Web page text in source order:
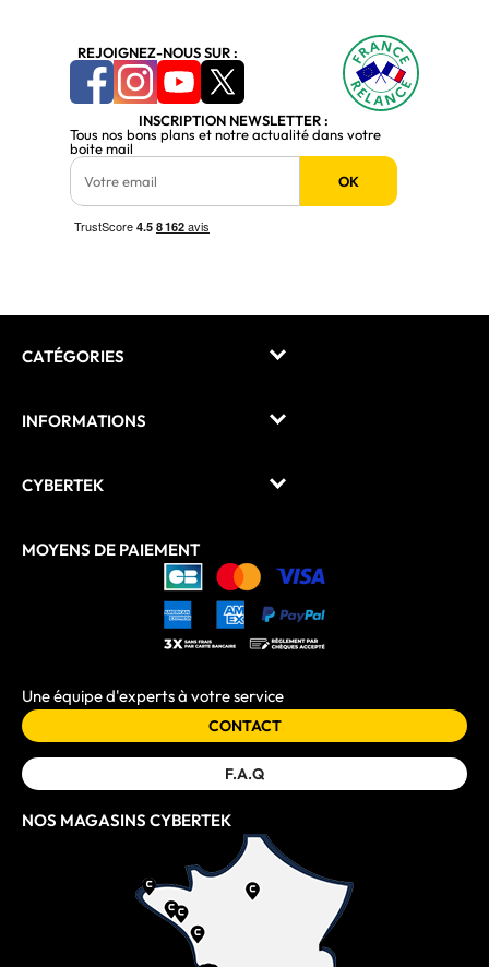
REJOIGNEZ-NOUS SUR :
INSCRIPTION NEWSLETTER :
Tous nos bons plans et notre actualité dans votre
boite mail
OK
CATÉGORIES
INFORMATIONS
CYBERTEK
MOYENS DE PAIEMENT
Une équipe d'experts à votre service
CONTACT
F.A.Q
NOS MAGASINS CYBERTEK